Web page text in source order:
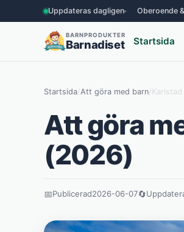
Uppdateras dagligen Oberoende
BARNPRODUKTER
Barnadiset Startsida
Startsida/Att göra med barn/ Karlstad
Att göra
(2026)
📅Publicerad2026-06-07🔄